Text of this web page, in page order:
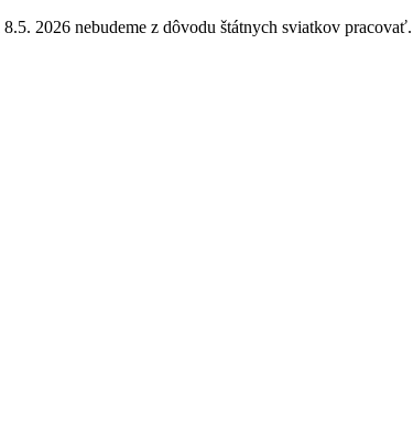
2026 nebudeme z dôvodu štátnych sviatkov